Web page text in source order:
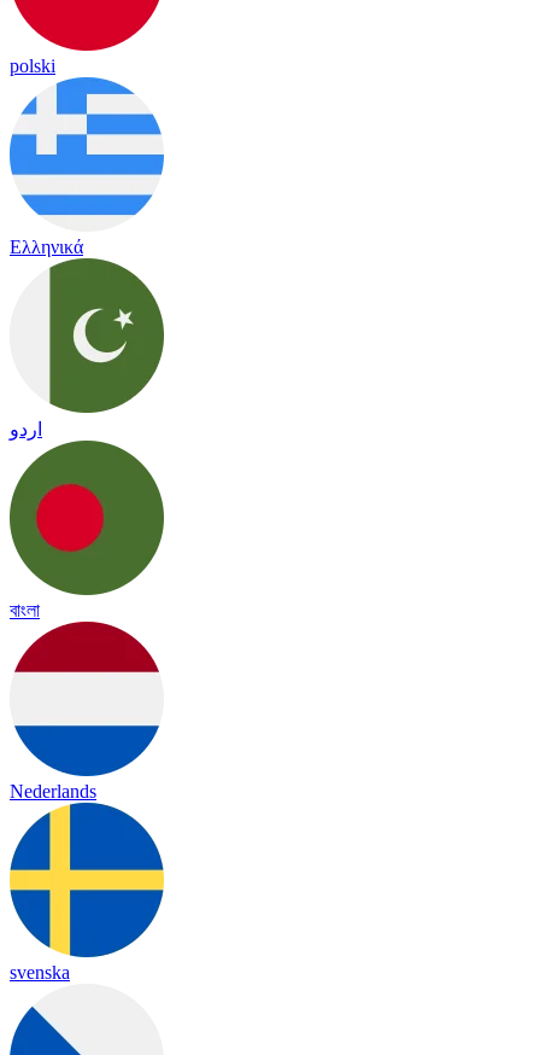
polski
Ελληνικά
اردو
বাংলা
Nederlands
svenska